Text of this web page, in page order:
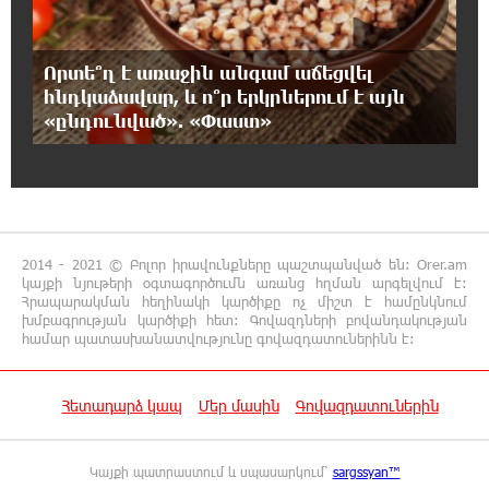
14:34:48 7-08-2026
Այսօր ամոթի օր է, այսօր Էջմիածնում
դատում են Ամենայն Հայոց Կաթողիկոսին
14:26:23 7-08-2026
«Արտ Լանչ»-ն արդեն Միացյալ
Անջելեսում
Գրանադայում տեղի ունեցած քառակողմ
հանդիպումից հետո տարածված
հայտարարության մեջ Հայաստանի տարածքը 29800
քառակուսի կիլոմետր է. Դավիթ Ղազինյան
12:00:28 7-08-2026
Առաքելական Սուրբ Եկեղեցու
Որտե՞ղ է առաջին անգամ աճեցվել
հնդկաձավար, և ո՞ր երկրներում է այն
«ընդունված». «Փաստ»
2014 - 2021 © Բոլոր իրավունքները պաշտպանված են: Orer.am
կայքի նյութերի օգտագործումն առանց հղման արգելվում է:
Հրապարակման հեղինակի կարծիքը ոչ միշտ է համընկնում
խմբագրության կարծիքի հետ: Գովազդների բովանդակության
համար պատասխանատվությունը գովազդատուներինն է:
Հետադարձ կապ Մեր մասին Գովազդատուներին
Կայքի պատրաստում և սպասարկում՝ sargssyan™